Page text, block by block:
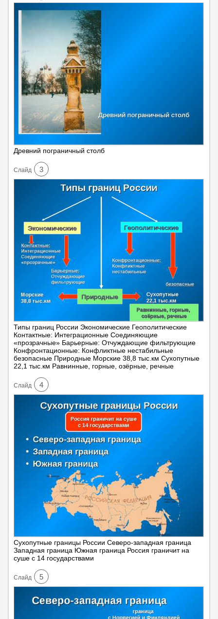
Древний пограничный столб
Cлайд 3
Типы границ России Экономические Геополитические
Контактные: Интеграционные Соединяющие
«прозрачные» Барьерные: Отчуждающие фильтрующие
Конфронтационные: Конфликтные нестабильные
безопасные Природные Морские 38,8 тыс.км Сухопутные
22,1 тыс.км Равнинные, горные, озёрные, речные
Cлайд 4
Сухопутные границы России Северо-западная граница
Западная граница Южная граница Россия граничит на
суше с 14 государствами
Cлайд 5